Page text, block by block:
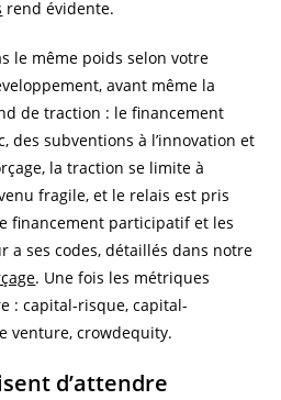
rend évidente.
le même poids selon votre
avant même la
de traction : le financement
subventions à l’innovation et
la traction se limite à
fragile, et le relais est pris
financement participatif et les
a ses codes, détaillés dans notre
. Une fois les métriques
: capital-risque, capital-
venture, crowdequity.
d’attendre